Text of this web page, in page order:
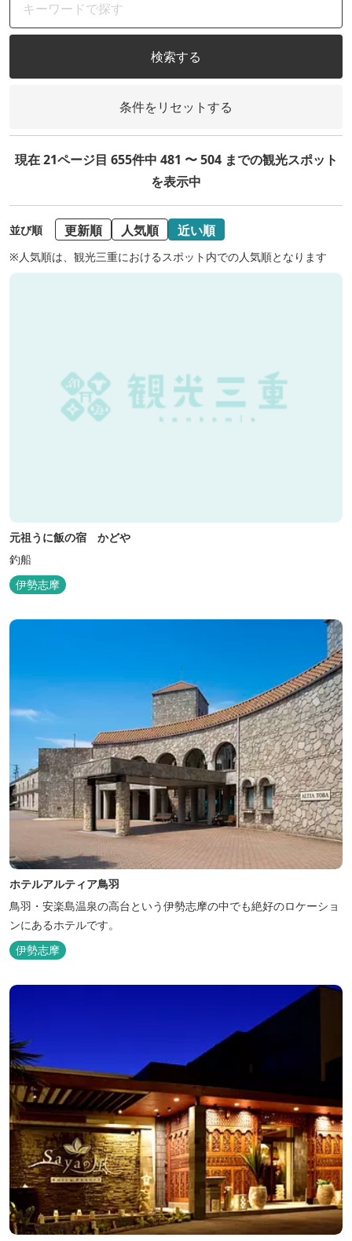
検索する
条件をリセットする
現在 21ページ目 655件中 481 〜 504 までの観光スポット
を表示中
並び順 更新順 人気順 近い順
※人気順は、観光三重におけるスポット内での人気順となります
元祖うに飯の宿 かどや
釣船
伊勢志摩
ホテルアルティア鳥羽
鳥羽・安楽島温泉の高台という伊勢志摩の中でも絶好のロケーショ
ンにあるホテルです。
伊勢志摩